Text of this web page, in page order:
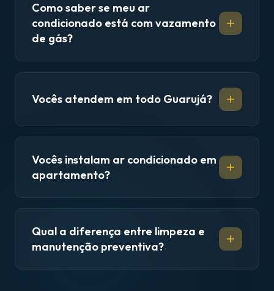
Como saber se meu ar
condicionado está com vazamento
de gás?
Vocês atendem em todo Guarujá?
Vocês instalam ar condicionado em
apartamento?
Qual a diferença entre limpeza e
manutenção preventiva?